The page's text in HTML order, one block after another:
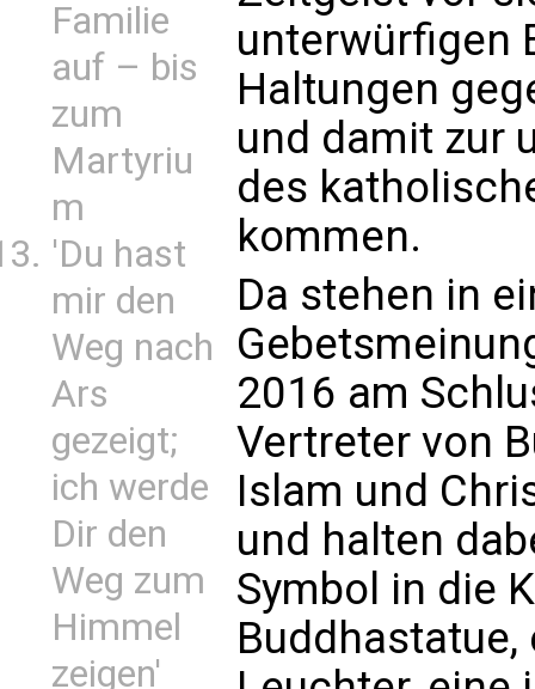
Familie
auf – bis
zum
Martyriu
m
'Du hast
mir den
Weg nach
Ars
gezeigt;
ich werde
Dir den
Weg zum
Himmel
zeigen'
unterwürfigen
Haltungen
und damit zur
des
kommen.
Da stehen in
2016 am
Vertreter von
Islam und
und halten
Symbol in die